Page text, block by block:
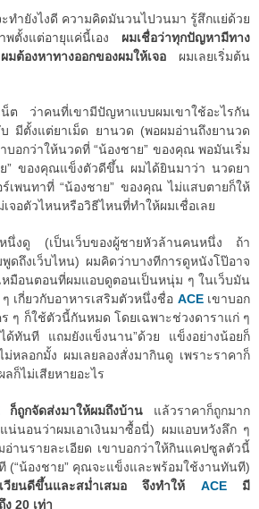
ทำยังไงดี ความคิดมันวนไปวนมา รู้สึกแย่ด้วย
พตั้งแต่อายุแค่นี้เอง ผมเชื่อว่าทุกปัญหามีทาง
ผมต้องหาทางออกของผมให้เจอ ผมเลยเริ่มต้น
น็ต ว่าคนที่เขามีปัญหาแบบผมเขาใช้อะไรกัน
มีตั้งแต่ยาเม็ด ยานวด (พอผมอ่านถึงยานวด
บอกว่าให้นวดที่ “น้องชาย” ของคุณ พอมันเริ่ม
” ของคุณแข็งตัวดีขึ้น ผมได้ยินมาว่า นวดยา
ร์เพนทาที่ “น้องชาย” ของคุณ ไม่แสบตายก็ให้
จอตัวไหนหรือวิธีไหนที่ทำให้ผมเชื่อเลย
บหนึ่งดู (เป็นเว็บของผู้ชายหัวล้านคนหนึ่ง ถ้า
ดถึงเว็บไหน) ผมคิดว่าบางทีการดูหนังโป๊อาจ
หมือนตอนที่ผมแอบดูตอนเป็นหนุ่ม ๆ ในเว็บมัน
เกี่ยวกับอาหารเสริมตัวหนึ่งชื่อ ACEเขาบอก
ร ๆ ก็ใช้ตัวนี้กันหมด โดยเฉพาะช่วงดาราแก่ ๆ
ด้ทันที แถมยังแข็งนาน”ด้วย แข็งอย่างน้อยก็
ม่หลอกมั้ง ผมเลยลองสั่งมากินดู เพราะราคาก็
ลก็ไม่เสียหายอะไร
ก็ถูกจัดส่งมาให้ผมถึงบ้าน แล้วราคาก็ถูกมาก
น่นอนว่าผมเอาเงินมาซื้อนี่) ผมแอบหวังลึก ๆ
านรายละเอียด เขาบอกว่าให้กินแคปซูลตัวนี้
(“น้องชาย” คุณจะแข็งและพร้อมใช้งานทันที)
เวียนดีขึ้นและสม่ำเสมอ จึงทำให้ ACEมี
20 เท่า